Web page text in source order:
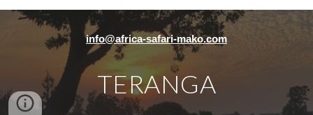
info@africa-safari-mako.com
TERANGA